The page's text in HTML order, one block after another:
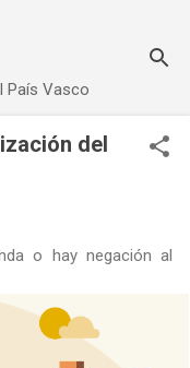
País Vasco
del
o hay negación al